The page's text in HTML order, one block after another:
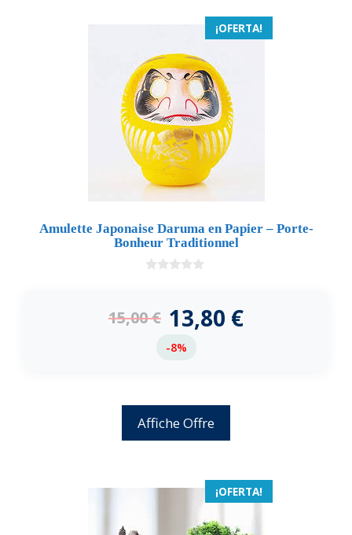
¡OFERTA!
Amulette Japonaise Daruma en Papier – Porte-
Bonheur Traditionnel
5
15,00€ 13,80 €
-8%
Affiche Offre
¡OFERTA!